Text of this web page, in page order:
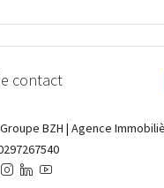
contact
Groupe BZH | Agence